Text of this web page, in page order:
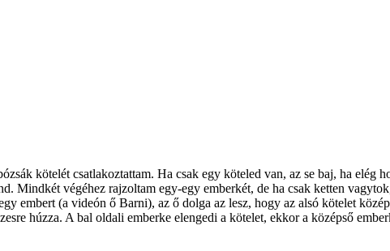
kötelét csatlakoztattam. Ha csak egy köteled van, az se baj, ha elég
Mindkét végéhez rajzoltam egy-egy emberkét, de ha csak ketten
embert (a videón ő Barni), az ő dolga az lesz, hogy az alsó kötelet
húzza. A bal oldali emberke elengedi a kötelet, ekkor a középső